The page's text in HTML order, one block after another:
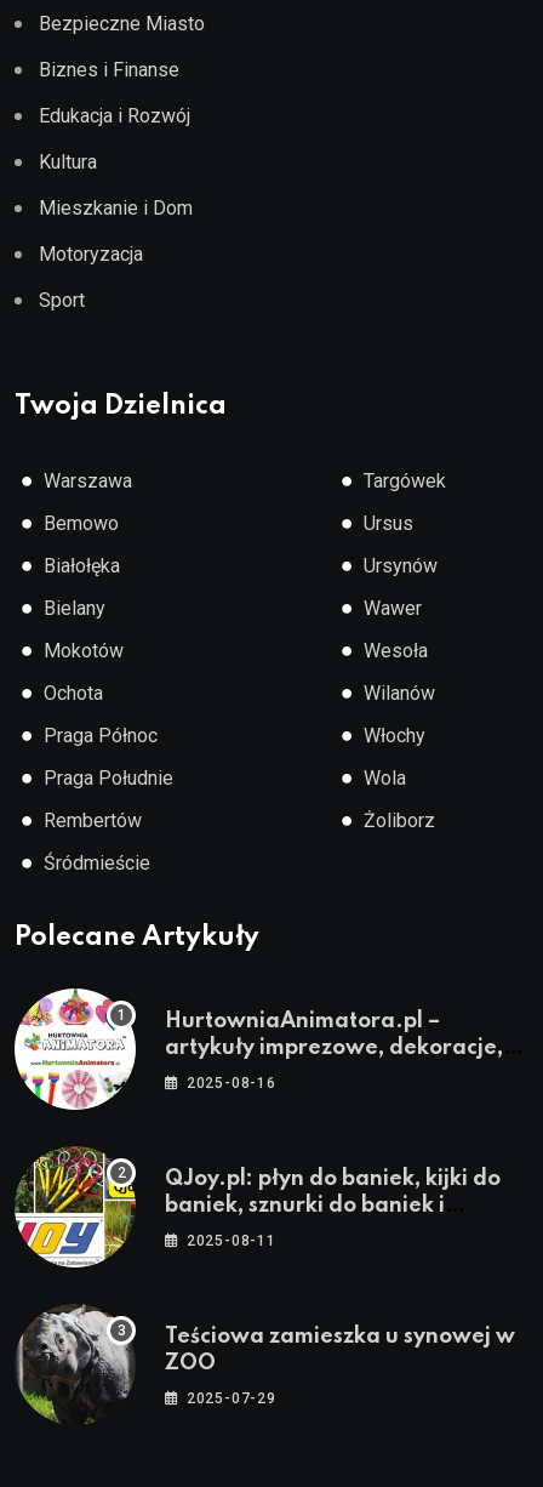
Bezpieczne Miasto
Biznes i Finanse
Edukacja i Rozwój
Kultura
Mieszkanie i Dom
Motoryzacja
Sport
Twoja Dzielnica
● Warszawa
● Bemowo
● Białołęka
● Bielany
● Mokotów
● Ochota
● Praga Północ
● Praga Południe
● Rembertów
● Śródmieście
● Targówek
● Ursus
● Ursynów
● Wawer
● Wesoła
● Wilanów
● Włochy
● Wola
● Żoliborz
Polecane Artykuły
HurtowniaAnimatora.pl –
artykuły imprezowe, dekoracje,
stroje i akcesoria dla animatorów
2025-08-16
QJoy.pl: płyn do baniek, kijki do
baniek, sznurki do baniek i
zestawy do baniek
2025-08-11
Teściowa zamieszka u synowej w
ZOO
2025-07-29